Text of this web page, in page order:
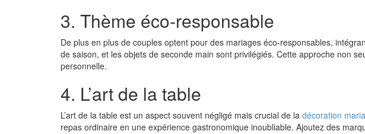
3. Thème éco-responsable
De plus en plus de couples optent pour des mariages éco-responsables,
de saison, et les objets de seconde main sont privilégiés. Cette approche non
personnelle.
4. L’art de la table
L’art de la table est un aspect souvent négligé mais crucial de la décoration
repas ordinaire en une expérience gastronomique inoubliable. Ajoutez des